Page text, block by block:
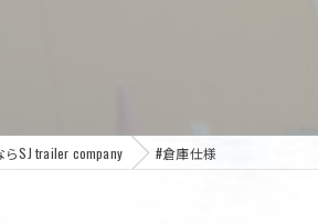
SJ trailer company #倉庫仕様